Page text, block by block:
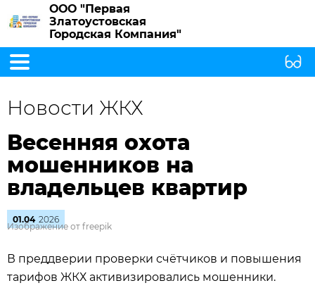
ООО "Первая
Златоустовская
Городская Компания"
Новости ЖКХ
Весенняя охота
мошенников на
владельцев квартир
01.04 2026
Изображение от freepik
В преддверии проверки счётчиков и повышения
тарифов ЖКХ активизировались мошенники.